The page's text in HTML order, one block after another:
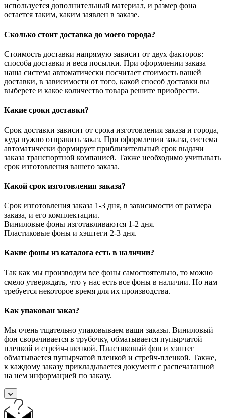
используется дополнительный материал, и размер фона
остается таким, каким заявлен в заказе.
Сколько стоит доставка до моего города?
Стоимость доставки напрямую зависит от двух факторов:
способа доставки и веса посылки. При оформлении заказа
наша система автоматически посчитает стоимость вашей
доставки, в зависимости от того, какой способ доставки вы
выберете и какое количество товара решите приобрести.
Какие сроки доставки?
Срок доставки зависит от срока изготовления заказа и города,
куда нужно отправить заказ. При оформлении заказа, система
автоматически формирует приблизительный срок выдачи
заказа транспортной компанией. Также необходимо учитывать
срок изготовления вашего заказа.
Какой срок изготовления заказа?
Срок изготовления заказа 1-3 дня, в зависимости от размера
заказа, и его комплектации.
Виниловые фоны изготавливаются 1-2 дня.
Пластиковые фоны и хэштеги 2-3 дня.
Какие фоны из каталога есть в наличии?
Так как мы производим все фоны самостоятельно, то можно
смело утверждать, что у нас есть все фоны в наличии. Но нам
требуется некоторое время для их производства.
Как упакован заказ?
Мы очень тщательно упаковываем ваши заказы. Виниловый
фон сворачивается в трубочку, обматывается пупырчатой
пленкой и стрейч-пленкой. Пластиковый фон и хэштег
обматывается пупырчатой пленкой и стрейч-пленкой. Также,
к каждому заказу прикладывается документ с распечатанной
на нем информацией по заказу.